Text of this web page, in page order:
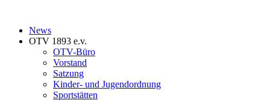
News
OTV 1893 e.v.
OTV-Büro
Vorstand
Satzung
Kinder- und Jugendordnung
Sportstätten